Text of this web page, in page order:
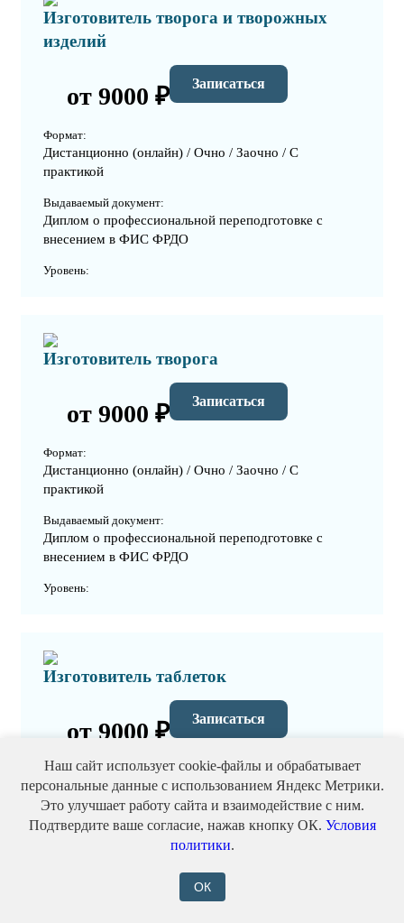
Изготовитель творога и творожных
изделий
от 9000 ₽ Записаться
Формат:
Дистанционно (онлайн) / Очно / Заочно / С
практикой
Выдаваемый документ:
Диплом о профессиональной переподготовке с
внесением в ФИС ФРДО
Уровень:
Изготовитель творога
от 9000 ₽ Записаться
Формат:
Дистанционно (онлайн) / Очно / Заочно / С
практикой
Выдаваемый документ:
Диплом о профессиональной переподготовке с
внесением в ФИС ФРДО
Уровень:
Изготовитель таблеток
от 9000 ₽ Записаться
Формат:
Дистанционно (онлайн) / Очно / Заочно / С
практикой
внесением в ФИС ФРДО
Наш сайт использует cookie-файлы и обрабатывает
персональные данные с использованием Яндекс Метрики.
Это улучшает работу сайта и взаимодействие с ним.
Подтвердите ваше согласие, нажав кнопку ОК. Условия
политики.
ОК